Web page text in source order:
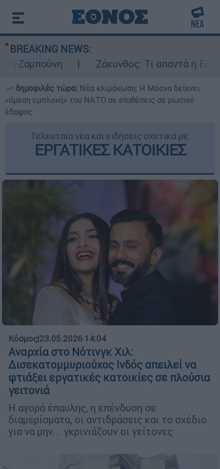
BREAKING NEWS:
Ζάκυνθος: Τι απαντά η ΕΛΑΣ για
δημοφιλές τώρα: Νέα κλιμάκωση: Η Μόσχα δείχνει
«άμεση εμπλοκή» του ΝΑΤΟ σε επιθέσεις σε ρωσικό
έδαφος
Τελευταία νέα και ειδήσεις σχετικά με:
ΕΡΓΑΤΙΚΕΣ ΚΑΤΟΙΚΙΕΣ
Κόσμος|23.05.2026 14:04
Αναρχία στο Νότινγκ Χιλ:
Δισεκατομμυριούχος Ινδός απειλεί να
φτιάξει εργατικές κατοικίες σε πλούσια
γειτονιά
Η αγορά έπαυλης, η επένδυση σε
διαμερίσματα, οι αντιδράσεις και το σχέδιο
για να μην... γκρινιάζουν οι γείτονες